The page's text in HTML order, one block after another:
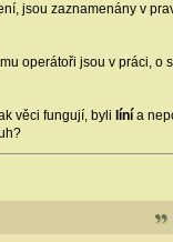
jsou zaznamenány v
operátoři jsou v práci, o
věci fungují, byli líní a